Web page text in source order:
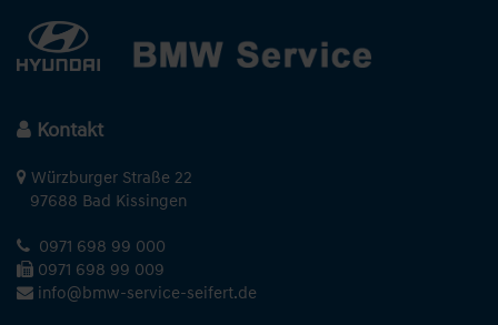
Kontakt
Würzburger Straße 22
97688 Bad Kissingen
0971 698 99 000
0971 698 99 009
info@bmw-service-seifert.de